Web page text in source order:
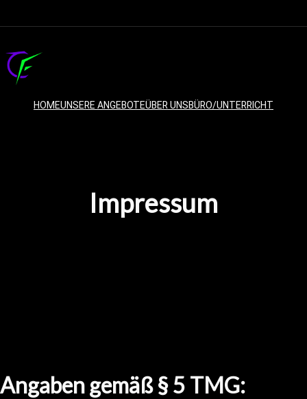
HOMEUNSERE ANGEBOTEÜBER UNSBÜRO/UNTERRICHT
Impressum
Angaben gemäß § 5 TMG: